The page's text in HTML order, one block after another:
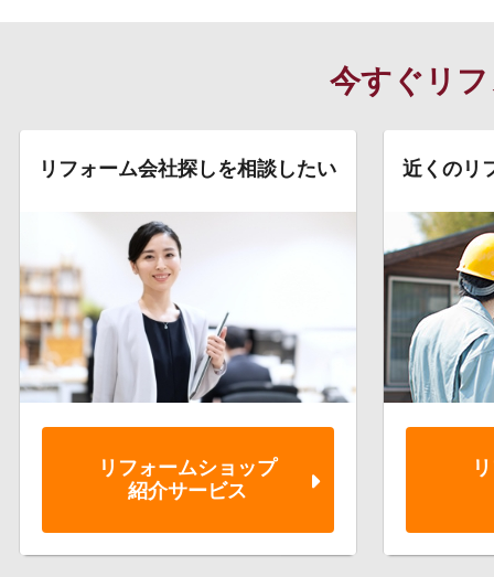
今すぐリ
リフォーム会社探しを相談したい
リフォームショップ
紹介サービス
近くのリ